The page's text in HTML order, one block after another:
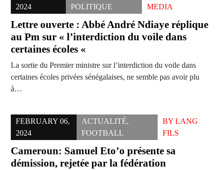
2024
POLITIQUE
MEDIA
Lettre ouverte : Abbé André Ndiaye réplique
au Pm sur « l’interdiction du voile dans
certaines écoles «
La sortie du Premier ministre sur l’interdiction du voile dans
certaines écoles privées sénégalaises, ne semble pas avoir plu
à…
FEBRUARY 06,
2024
ACTUALITÉ,
FOOTBALL
BY LANG
FILS
Cameroun: Samuel Eto’o présente sa
démission, rejetée par la fédération